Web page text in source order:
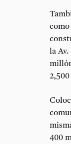
la Av.
400